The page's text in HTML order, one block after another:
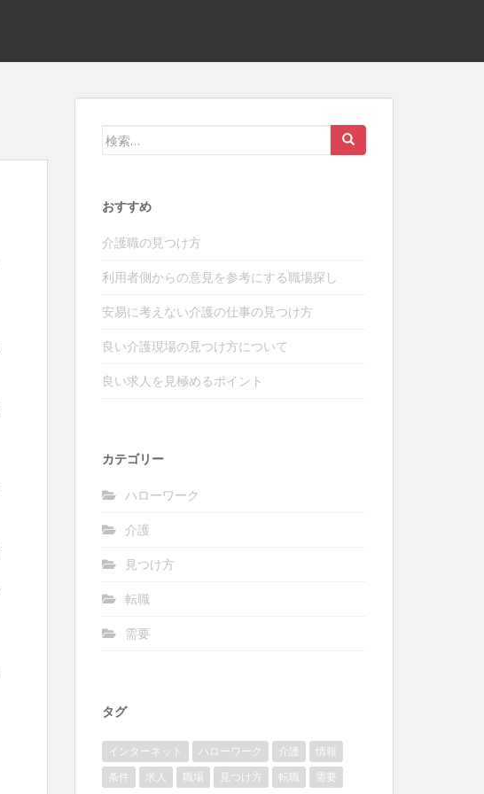
検
おすすめ
介護職の見つけ方
利用者側からの意見を参考にする職場探し
安易に考えない介護の仕事の見つけ方
良い介護現場の見つけ方について
良い求人を見極めるポイント
カテゴリー
ハローワーク
介護
見つけ方
転職
需要
タグ
インターネット ハローワーク 介護
情報
条件
求人 職場 見つけ方 転職 需要